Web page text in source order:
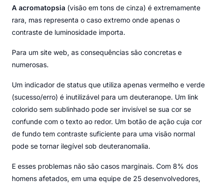
A acromatopsia (visão em tons de cinza) é extremamente
rara, mas representa o caso extremo onde apenas o
contraste de luminosidade importa.
Para um site web, as consequências são concretas e
numerosas.
Um indicador de status que utiliza apenas vermelho e verde
(sucesso/erro) é inutilizável para um deuteranope. Um link
colorido sem sublinhado pode ser invisível se sua cor se
confunde com o texto ao redor. Um botão de ação cuja cor
de fundo tem contraste suficiente para uma visão normal
pode se tornar ilegível sob deuteranomalia.
E esses problemas não são casos marginais. Com 8% dos
homens afetados, em uma equipe de 25 desenvolvedores,